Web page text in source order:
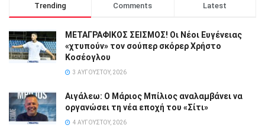
Trending Comments Latest
ΜΕΤΑΓΡΑΦΙΚΟΣ ΣΕΙΣΜΟΣ! Οι Νέοι Ευγένειας
«χτυπούν» τον σούπερ σκόρερ Χρήστο
Κοσέογλου
3 ΑΥΓΟΎΣΤΟΥ, 2026
Αιγάλεω: Ο Μάριος Μπίλιος αναλαμβάνει να
οργανώσει τη νέα εποχή του «Σίτι»
4 ΑΥΓΟΎΣΤΟΥ, 2026